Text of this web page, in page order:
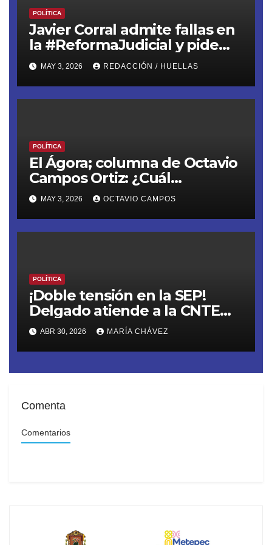
POLÍTICA
Javier Corral admite fallas en
la #ReformaJudicial y pide
frenar elecciones hasta 2028
MAY 3, 2026 REDACCIÓN / HUELLAS
POLÍTICA
El Ágora; columna de Octavio
Campos Ortiz: ¿Cuál
soberanía?
MAY 3, 2026 OCTAVIO CAMPOS
POLÍTICA
¡Doble tensión en la SEP!
Delgado atiende a la CNTE
previo a la megamarcha y
evalúa recortar el ciclo
escolar
ABR 30, 2026 MARÍA CHÁVEZ
Comenta
Comentarios